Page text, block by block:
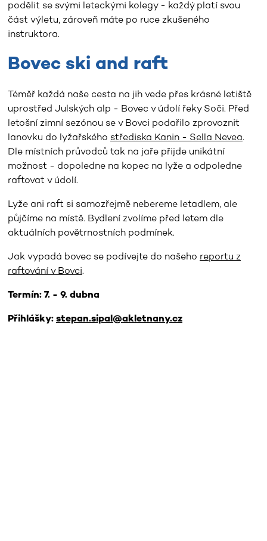
podělit se svými leteckými kolegy - každý platí svou
část výletu, zároveň máte po ruce zkušeného
instruktora.
Bovec ski and raft
Téměř každá naše cesta na jih vede přes krásné letiště
uprostřed Julských alp - Bovec v údolí řeky Soči. Před
letošní zimní sezónou se v Bovci podařilo zprovoznit
lanovku do lyžařského střediska Kanin - Sella Nevea.
Dle místních průvodců tak na jaře přijde unikátní
možnost - dopoledne na kopec na lyže a odpoledne
raftovat v údolí.
Lyže ani raft si samozřejmě nebereme letadlem, ale
půjčíme na místě. Bydlení zvolíme před letem dle
aktuálních povětrnostních podmínek.
Jak vypadá bovec se podívejte do našeho reportu z
raftování v Bovci.
Termín: 7. - 9. dubna
Přihlášky: stepan.sipal@akletnany.cz